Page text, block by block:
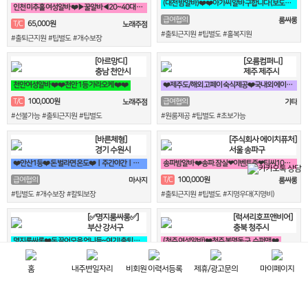
인천 미추홀 여성알바 ❤️▶꿀알바◀20~40대 콜걱정NO❤️
T/C 65,000원
노래주점
#출퇴근지원 #팁별도 #개수보장
(대전 밤알바)❤️❤️아가씨 알바 구합니다 (보도사무실x)❤️❤️
급여협의
룸싸롱
#출퇴근지원 #팁별도 #홀복지원
[아르망디]
충남 천안시
천안여성알바 ❤️❤️천안 1등 가라오케 ❤️❤️
T/C
100,000원
노래주점
#선불가능 #출퇴근지원 #팁별도
[오름컴퍼니]
제주 제주시
❤️제주도/해외 고페이 숙식제공❤️국내외 에이전시
급여협의
기타
#원룸제공 #팁별도 #초보가능
[바른체형]
경기 수원시
❤️안산1등❤️ 돈 벌라면 온도❤️ㅣ주간야간ㅣ자유근무ㅣ알바 대환영
급여협의
마사지
#팁별도 #개수보장 #칼퇴보장
[주식회사 에이치퓨처]
서울 송파구
송파밤알바 ❤️송파.잠실❤이벤트중❤티씨10만❤평균10개❤️
T/C 100,000원
룸싸롱
#출퇴근지원 #팁별도 #지명우대(지명비)
[✅명지룸싸롱✅]
부산 강서구
명지룸싸롱❤️돈 끌어모을 언니들~여기! 출퇴 지원!!❤️
120,000원
#팁별도 #개수보장 #칼퇴보장
[럭셔리호프앤비어]
충북 청주시
(청주 여성알바)❤️청주 봉명동 구. 슈퍼맨 ❤️
#순번확실 #만근비지원 #출퇴근지원
홈 내주변일자리 비회원 이력서등록 제휴/광고문의 마이페이지